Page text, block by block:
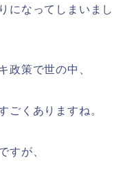
になってしまいまし
政策で世の中、
ごくありますね。
すが、